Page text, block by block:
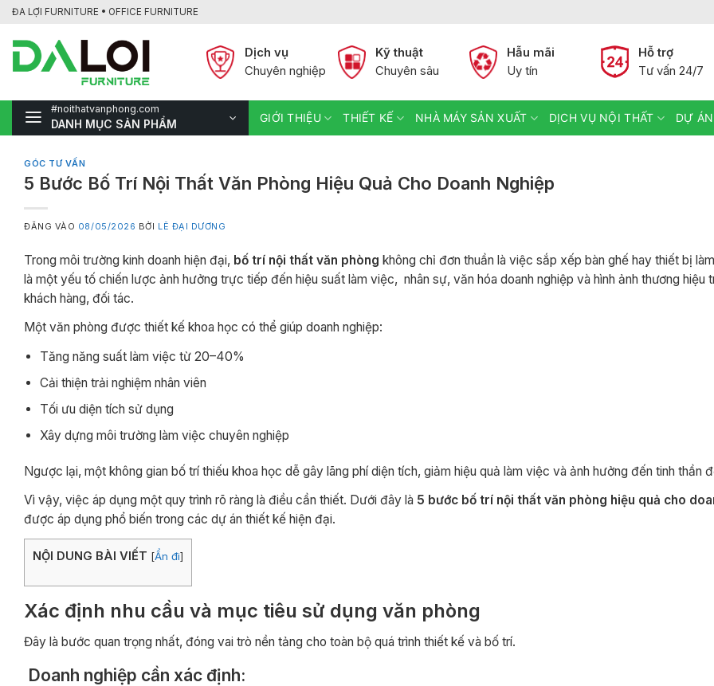
Bỏ
nội
dung
ĐA LỢI FURNITURE • OFFICE FURNITURE
Dịch vụ
Chuyên nghiệp
Kỹ thuật
Chuyên sâu
Hẫu mãi
Uy tín
Hỗ trợ
Tư vấn 24/7
#noithatvanphong.com
DANH MỤC SẢN PHẨM GIỚI THIỆU THIẾT KẾ NHÀ MÁY SẢN XUẤT DỊCH VỤ NỘI THẤT DỰ
GÓC TƯ VẤN
5 Bước Bố Trí Nội Thất Văn Phòng Hiệu Quả Cho Doanh Nghiệp
ĐĂNG VÀO 08/05/2026 BỞI LÊ ĐẠI DƯƠNG
Trong môi trường kinh doanh hiện đại, bố trí nội thất văn phòng không chỉ đơn thuần là việc sắp xếp bàn ghế hay thiết bị
là một yếu tố chiến lược ảnh hưởng trực tiếp đến hiệu suất làm việc, nhân sự, văn hóa doanh nghiệp và hình ảnh thương hiệu
khách hàng, đối tác.
Một văn phòng được thiết kế khoa học có thể giúp doanh nghiệp:
Tăng năng suất làm việc từ 20–40%
Cải thiện trải nghiệm nhân viên
Tối ưu diện tích sử dụng
Xây dựng môi trường làm việc chuyên nghiệp
Ngược lại, một không gian bố trí thiếu khoa học dễ gây lãng phí diện tích, giảm hiệu quả làm việc và ảnh hưởng đến tinh thần
Vì vậy, việc áp dụng một quy trình rõ ràng là điều cần thiết. Dưới đây là 5 bước bố trí nội thất văn phòng hiệu quả cho
được áp dụng phổ biến trong các dự án thiết kế hiện đại.
NỘI DUNG BÀI VIẾT [Ẩn đi]
Xác định nhu cầu và mục tiêu sử dụng văn phòng
Đây là bước quan trọng nhất, đóng vai trò nền tảng cho toàn bộ quá trình thiết kế và bố trí.
Doanh nghiệp cần xác định: